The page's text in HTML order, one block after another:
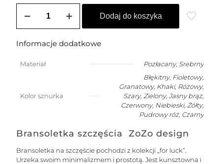
Bransoletka
szczęście
kuleczkami
Dodaj do koszyka
Informacje dodatkowe
Materiał Pozłacany, Srebrny
Kolor sznurka
Błękitny, Fioletowy,
Granatowy, Khaki, Różowy,
Szary, Zielony, Jasny brąz,
Czerwony, Niebieski, Żółty,
Pudrowy róż, Czarny
Bransoletka szczęścia ZoZo design
Bransoletka na szczęście pochodzi z kolekcji „for luck”.
Urzeka swoim minimalizmem i prostotą. Jest kunsztowna i